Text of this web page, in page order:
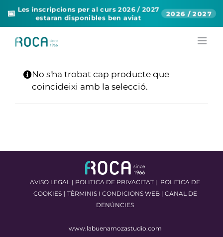
📅 Les inscripcions per al curs 2026 / 2027
estaran disponibles ben aviat
2026 / 2027
No s'ha trobat cap producte que
coincideixi amb la selecció.
AVISO LEGAL | POLITICA DE PRIVACITAT | POLITICA DE
COOKIES | TÈRMINIS I CONDICIONS WEB| CANAL DE
DENÚNCIES
www.labuenamozastudio.com